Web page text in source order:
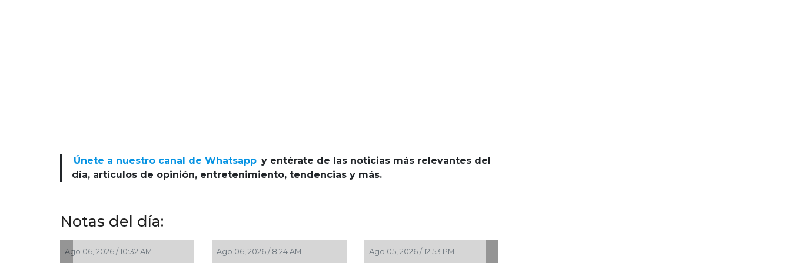
Únete a nuestro canal de Whatsapp y entérate de las noticias más relevantes del
día, artículos de opinión, entretenimiento, tendencias y más.
Notas del día:
Ago 06, 2026 / 10:32 AM Ago 06, 2026 / 8:24 AM Ago 05, 2026 / 12:53 PM